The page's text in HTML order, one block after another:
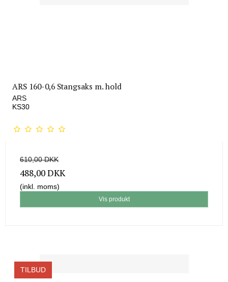
ARS 160-0,6 Stangsaks m. hold
ARS
KS30
610,00 DKK
488,00 DKK
(inkl. moms)
Vis produkt
TILBUD